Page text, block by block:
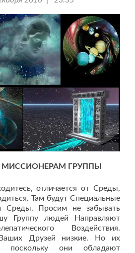
ГРУППЫ
отличается от Среды,
Там будут Специальные
Среды. Просим не забывать
Группу людей Направляют
Воздействия.
Друзей низкие. Но их
поскольку они обладают